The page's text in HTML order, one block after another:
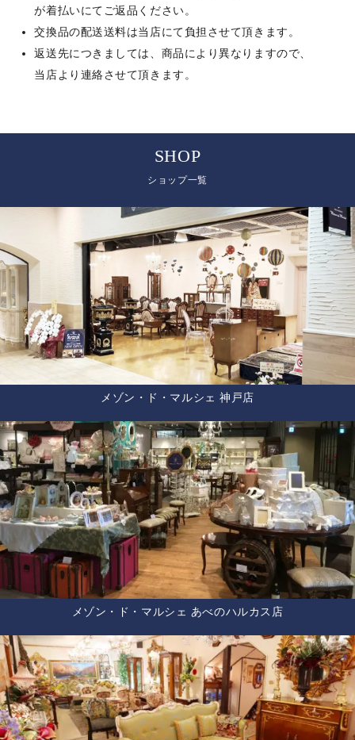
が着払いにてご返品ください。
交換品の配送送料は当店にて負担させて頂きます。
返送先につきましては、商品により異なりますので、
当店より連絡させて頂きます。
SHOP
ショップ一覧
メゾン・ド・マルシェ 神戸店
メゾン・ド・マルシェ あべのハルカス店